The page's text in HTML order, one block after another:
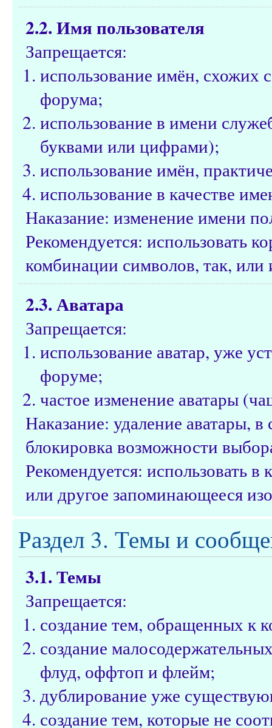
2.2. Имя пользователя
Запрещается:
использование имён, схожих
форума;
использование в имени
буквами или цифрами);
использование имён,
использование в качестве
Наказание: изменение имени
Рекомендуется: использовать
комбинации символов, так, или
2.3. Аватара
Запрещается:
использование аватар, уже
форуме;
частое изменение аватары
Наказание: удаление аватары,
блокировка возможности
Рекомендуется: использовать
или другое запоминающееся
Раздел 3. Темы и
3.1. Темы
Запрещается:
создание тем, обращенных к
создание
флуд, оффтоп и флейм;
дублирование уже
создание тем, которые не